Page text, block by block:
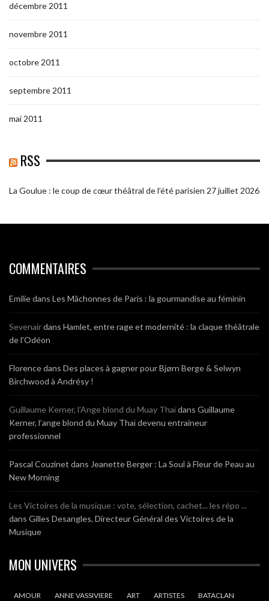
décembre 2011
novembre 2011
octobre 2011
septembre 2011
mai 2011
RSS
La Goulue : le coup de cœur théâtral de l’été parisien 27 juillet 2026
COMMENTAIRES
Emiliedans Les Mâchonnes de Paris : la gourmandise au féminin
Sevenairdans Hamlet, entre rage et modernité : la claque théâtrale
de l’Odéon
Florencedans Des places à gagner pour Bjørn Berge & Selwyn
Birchwood à Andrésy !
Guillaume Kerner, l’Ange blond du Muay Thaïdans Guillaume
Kerner, l’ange blond du Muay Thaï devenu entraineur
professionnel
Pascal Couzinet dans Jeanette Berger : La Soul à Fleur de Peau au
New Morning
Les Victoires de la musique : vote, sélection, cachet... les répo ...
dans Gilles Desangles, Directeur Général des Victoires de la
Musique
MON UNIVERS
AMOUR ANNE VASSIVIERE ART ARTISTES BATACLAN